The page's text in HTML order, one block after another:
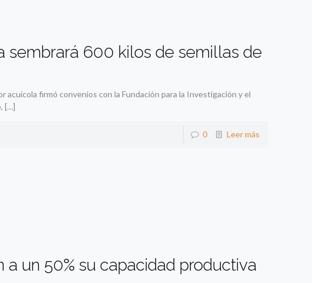
sembrará 600 kilos de semillas de
firmó convenios con la Fundación para la Investigación y el
[…]
0 Leer más
a un 50% su capacidad productiva